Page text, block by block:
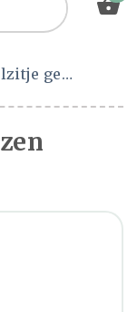
Schommelzitje geblazen kunststof - Roze